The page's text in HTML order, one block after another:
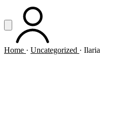
Vai al contenuto principale
Apri menuACCOUNT
Home · Uncategorized · Ilaria